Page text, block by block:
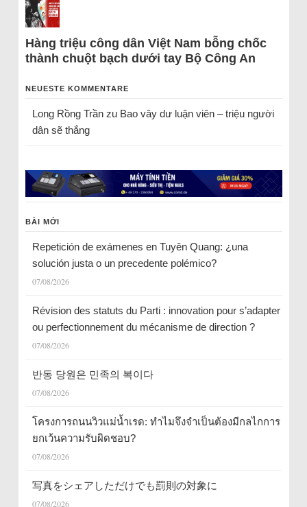
Hàng triệu công dân Việt Nam bỗng chốc
thành chuột bạch dưới tay Bộ Công An
NEUESTE KOMMENTARE
Long Rồng Trầnzu Bao vây dư luận viên – triệu người
dân sẽ thắng
BÀI MỚI
Repetición de exámenes en Tuyên Quang: ¿una
solución justa o un precedente polémico?
07/08/2026
Révision des statuts du Parti : innovation pour s’adapter
ou perfectionnement du mécanisme de direction ?
07/08/2026
반동 당원은 민족의 복이다
07/08/2026
โครงการถนนวิวแม่น้ำเรด: ทำไมจึงจำเป็นต้องมีกลไกการ
ยกเว้นความรับผิดชอบ?
07/08/2026
写真をシェアしただけでも罰則の対象に
07/08/2026